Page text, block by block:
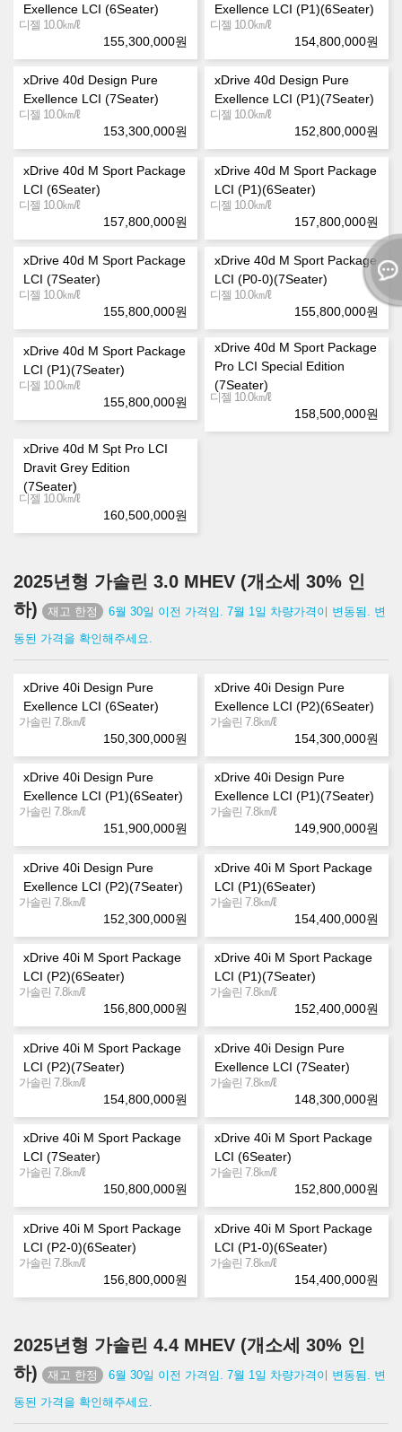
Exellence LCI (6Seater)
디젤 10.0㎞/ℓ
155,300,000원
Exellence LCI (P1)(6Seater)
디젤 10.0㎞/ℓ
154,800,000원
xDrive 40d Design Pure
Exellence LCI (7Seater)
디젤 10.0㎞/ℓ
153,300,000원
xDrive 40d Design Pure
Exellence LCI (P1)(7Seater)
디젤 10.0㎞/ℓ
152,800,000원
xDrive 40d M Sport Package
LCI (6Seater)
디젤 10.0㎞/ℓ
157,800,000원
xDrive 40d M Sport Package
LCI (P1)(6Seater)
디젤 10.0㎞/ℓ
157,800,000원
xDrive 40d M Sport Package
LCI (7Seater)
디젤 10.0㎞/ℓ
155,800,000원
xDrive 40d M Sport Package
LCI (P0-0)(7Seater)
디젤 10.0㎞/ℓ
155,800,000원
xDrive 40d M Sport Package
LCI (P1)(7Seater)
디젤 10.0㎞/ℓ
155,800,000원
xDrive 40d M Sport Package
Pro LCI Special Edition
(7Seater)
디젤 10.0㎞/ℓ
158,500,000원
xDrive 40d M Spt Pro LCI
Dravit Grey Edition
(7Seater)
디젤 10.0㎞/ℓ
160,500,000원
2025년형 가솔린 3.0 MHEV (개소세 30% 인
하)
6월 30일 이전 가격임. 7월 1일 차량가격이 변동됨. 변
동된 가격을 확인해주세요.
xDrive 40i Design Pure
Exellence LCI (6Seater)
가솔린 7.8㎞/ℓ
150,300,000원
xDrive 40i Design Pure
Exellence LCI (P2)(6Seater)
가솔린 7.8㎞/ℓ
154,300,000원
xDrive 40i Design Pure
Exellence LCI (P1)(6Seater)
가솔린 7.8㎞/ℓ
151,900,000원
xDrive 40i Design Pure
Exellence LCI (P1)(7Seater)
가솔린 7.8㎞/ℓ
149,900,000원
xDrive 40i Design Pure
Exellence LCI (P2)(7Seater)
가솔린 7.8㎞/ℓ
152,300,000원
xDrive 40i M Sport Package
LCI (P1)(6Seater)
가솔린 7.8㎞/ℓ
154,400,000원
xDrive 40i M Sport Package
LCI (P2)(6Seater)
가솔린 7.8㎞/ℓ
156,800,000원
xDrive 40i M Sport Package
LCI (P1)(7Seater)
가솔린 7.8㎞/ℓ
152,400,000원
xDrive 40i M Sport Package
LCI (P2)(7Seater)
가솔린 7.8㎞/ℓ
154,800,000원
xDrive 40i Design Pure
Exellence LCI (7Seater)
가솔린 7.8㎞/ℓ
148,300,000원
xDrive 40i M Sport Package
LCI (7Seater)
가솔린 7.8㎞/ℓ
150,800,000원
xDrive 40i M Sport Package
LCI (6Seater)
가솔린 7.8㎞/ℓ
152,800,000원
xDrive 40i M Sport Package
LCI (P2-0)(6Seater)
가솔린 7.8㎞/ℓ
156,800,000원
xDrive 40i M Sport Package
LCI (P1-0)(6Seater)
가솔린 7.8㎞/ℓ
154,400,000원
2025년형 가솔린 4.4 MHEV (개소세 30% 인
하)
6월 30일 이전 가격임. 7월 1일 차량가격이 변동됨. 변
동된 가격을 확인해주세요.